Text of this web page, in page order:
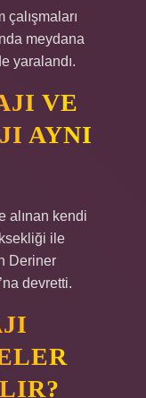
çalışmaları
meydana
yaralandı.
VE
AYNI
alınan kendi
ile
Deriner
devretti.